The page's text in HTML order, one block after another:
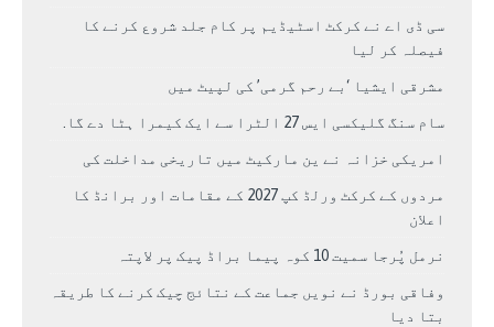
سی ڈی اے نے کرکٹ اسٹیڈیم پر کام جلد شروع کرنے کا
فیصلہ کر لیا
مشرقی ایشیا ‘بے رحم گرمی’ کی لپیٹ میں
سام سنگ گلیکسی ایس 27 الٹرا سے ایک کیمرا ہٹا دے گا.
امریکی خزانہ نے ین مارکیٹ میں تاریخی مداخلت کی
مردوں کے کرکٹ ورلڈ کپ 2027 کے مقامات اور برانڈ کا
اعلان
نرمل پُرجا سمیت 10 کوہ پیما براڈ پیک پر لاپتہ
وفاقی بورڈ نے نویں جماعت کے نتائج چیک کرنے کا طریقہ
بتا دیا